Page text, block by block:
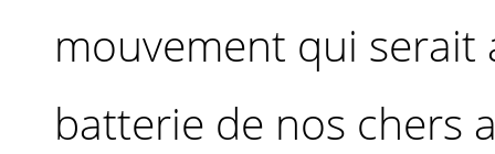
mouvement qui
batterie de nos chers